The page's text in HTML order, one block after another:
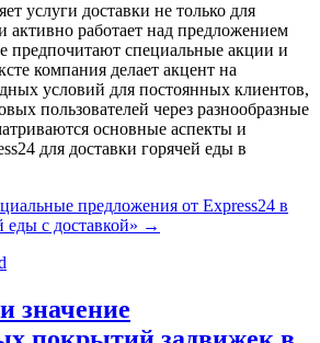
услуги доставки не только для
активно работает над предложением
предпочитают специальные акции и
компания делает акцент на
условий для постоянных клиентов,
пользователей через разнообразные
основные аспекты и
для доставки горячей еды в
предложения от Express24 в
еды с доставкой» →
значение